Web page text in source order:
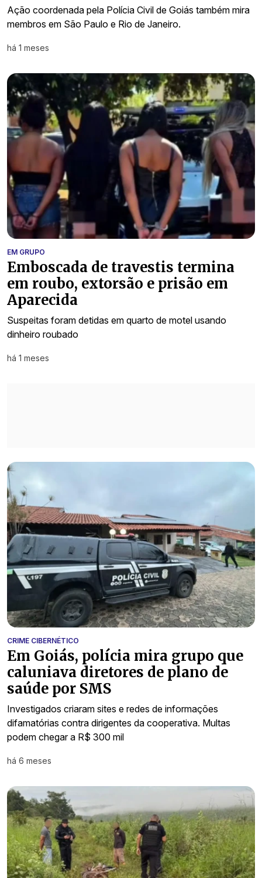
Ação coordenada pela Polícia Civil de Goiás também mira
membros em São Paulo e Rio de Janeiro.
há 1 meses
EM GRUPO
Emboscada de travestis termina
em roubo, extorsão e prisão em
Aparecida
Suspeitas foram detidas em quarto de motel usando
dinheiro roubado
há 1 meses
CRIME CIBERNÉTICO
Em Goiás, polícia mira grupo que
caluniava diretores de plano de
saúde por SMS
Investigados criaram sites e redes de informações
difamatórias contra dirigentes da cooperativa. Multas
podem chegar a R$ 300 mil
há 6 meses